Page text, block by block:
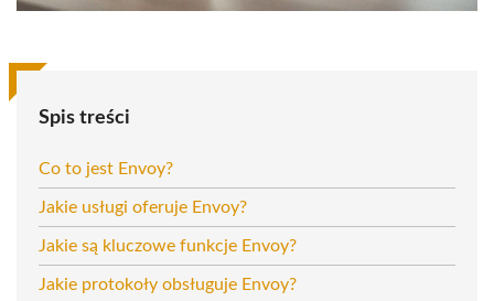
Spis treści
Co to jest Envoy?
Jakie usługi oferuje Envoy?
Jakie są kluczowe funkcje Envoy?
Jakie protokoły obsługuje Envoy?